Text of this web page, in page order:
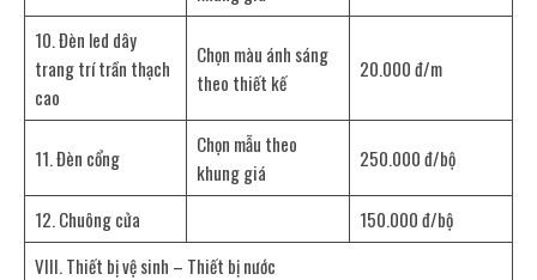
10. Đèn led dây
trang trí trần thạch
cao
Chọn màu ánh sáng
theo thiết kế
20.000 đ/m
11. Đèn cổng
Chọn mẫu theo
khung giá
250.000 đ/bộ
12. Chuông cửa
150.000 đ/bộ
VIII. Thiết bị vệ sinh – Thiết bị nước